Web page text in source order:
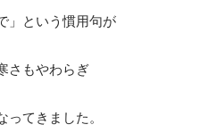
」という慣用句が
さもやわらぎ
ってきました。